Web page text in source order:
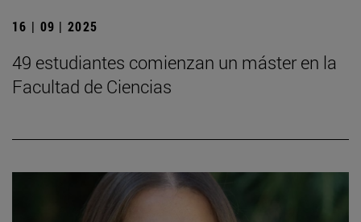
16 | 09 | 2025
49 estudiantes comienzan un máster en la
Facultad de Ciencias